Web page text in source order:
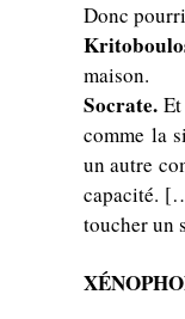
Donc
maison.
Socrate.
comme la
un autre
capacité.
toucher un